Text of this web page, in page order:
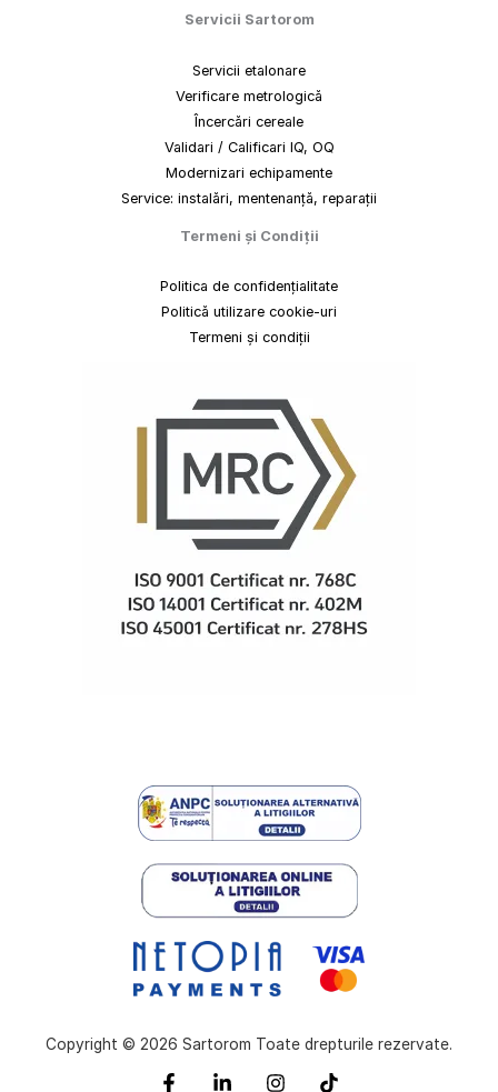
Servicii Sartorom
Servicii etalonare
Verificare metrologică
Încercări cereale
Validari / Calificari IQ, OQ
Modernizari echipamente
Service: instalări, mentenanță, reparații
Termeni și Condiții
Politica de confidențialitate
Politică utilizare cookie-uri
Termeni și condiții
Copyright © 2026 Sartorom Toate drepturile rezervate.